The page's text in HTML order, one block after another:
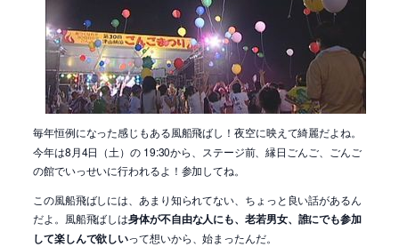
毎年恒例になった感じもある風船飛ばし！夜空に映えて綺麗だよね。
今年は8月4日（土）の 19:30から、ステージ前、縁日ごんご、ごんご
の館でいっせいに行われるよ！参加してね。
この風船飛ばしには、あまり知られてない、ちょっと良い話があるん
だよ。風船飛ばしは身体が不自由な人にも、老若男女、誰にでも参加
して楽しんで欲しいって想いから、始まったんだ。